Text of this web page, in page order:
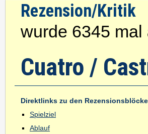
Rezension/Kritik
wurde 6345 mal
Cuatro /
Direktlinks zu den
Spielziel
Ablauf